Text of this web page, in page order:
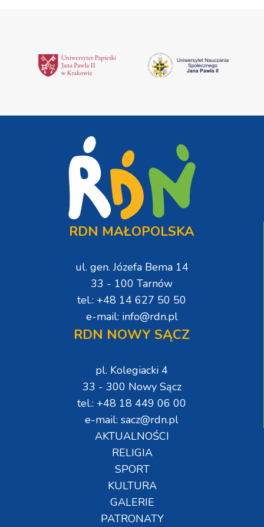
RDN MAŁOPOLSKA
ul. gen. Józefa Bema 14
33 - 100 Tarnów
tel.: +48 14 627 50 50
e-mail: info@rdn.pl
RDN NOWY SĄCZ
pl. Kolegiacki 4
33 - 300 Nowy Sącz
tel.: +48 18 449 06 00
e-mail: sacz@rdn.pl
AKTUALNOŚCI
RELIGIA
SPORT
KULTURA
GALERIE
PATRONATY